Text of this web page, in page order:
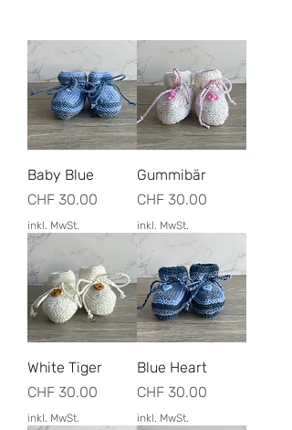
Baby Blue
Preis
CHF 30.00
inkl. MwSt.
Gummibär
Preis
CHF 30.00
inkl. MwSt.
White Tiger
Preis
CHF 30.00
inkl. MwSt.
Blue Heart
Preis
CHF 30.00
inkl. MwSt.